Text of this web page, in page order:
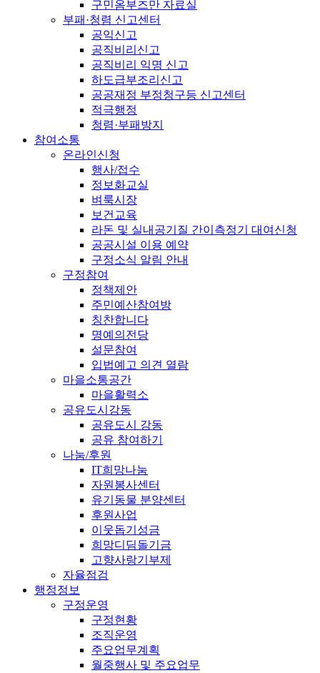
구민옴부즈만 자료실
부패·청렴 신고센터
공익신고
공직비리신고
공직비리 익명 신고
하도급부조리신고
공공재정 부정청구등 신고센터
적극행정
청렴·부패방지
참여소통
온라인신청
행사/접수
정보화교실
벼룩시장
보건교육
라돈 및 실내공기질 간이측정기 대여신청
공공시설 이용 예약
구정소식 알림 안내
구정참여
정책제안
주민예산참여방
칭찬합니다
명예의전당
설문참여
입법예고 의견 열람
마을소통공간
마을활력소
공유도시강동
공유도시 강동
공유 참여하기
나눔/후원
IT희망나눔
자원봉사센터
유기동물 분양센터
후원사업
이웃돕기성금
희망디딤돌기금
고향사랑기부제
자율점검
행정정보
구정운영
구정현황
조직운영
주요업무계획
월중행사 및 주요업무